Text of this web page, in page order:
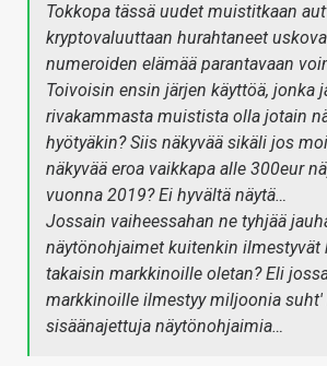
Tokkopa tässä uudet muistitkaan
kryptovaluuttaan hurahtaneet
numeroiden elämää parantavaan
Toivoisin ensin järjen käyttöä, jonka
rivakammasta muistista olla jotain
hyötyäkin? Siis näkyvää sikäli jos
näkyvää eroa vaikkapa alle 300eur
vuonna 2019? Ei hyvältä näytä…
Jossain vaiheessahan ne tyhjää
näytönohjaimet kuitenkin ilmestyvät
takaisin markkinoille oletan? Eli
markkinoille ilmestyy miljoonia
sisäänajettuja näytönohjaimia…